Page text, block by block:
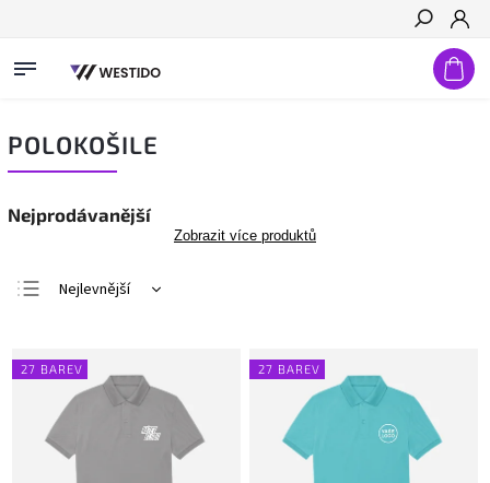
Hledat
POLOKOŠILE
Nejprodávanější
Zobrazit více produktů
Nejlevnější
Nejprodávanější
Abecedně
27 BAREV 27 BAREV